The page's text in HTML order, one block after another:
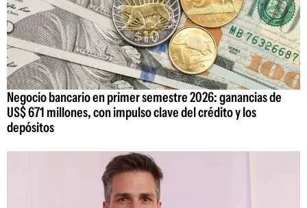
Negocio bancario en primer semestre 2026: ganancias de
US$ 671 millones, con impulso clave del crédito y los
depósitos